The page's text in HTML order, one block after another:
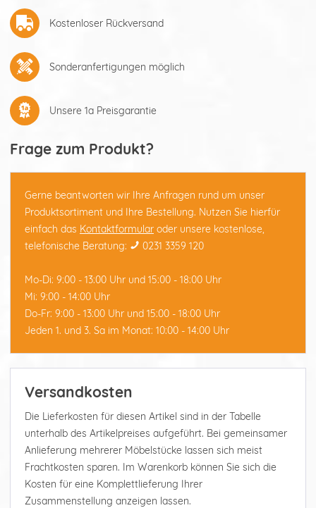
Kostenloser Rückversand
Sonderanfertigungen möglich
Unsere 1a Preisgarantie
Frage zum Produkt?
Gerne beantworten wir Ihre Anfragen rund um unser
Produktsortiment und Ihre Bestellung. Nutzen Sie hierfür
einfach das Kontaktformular oder unsere kostenlose,
telefonische Beratung:
0231 3359 120
Mo-Di: 9:00 - 13:00 Uhr und 15:00 - 18:00 Uhr
Mi: 9:00 - 14:00 Uhr
Do-Fr: 9:00 - 13:00 Uhr und 15:00 - 18:00 Uhr
Jeden 1. und 3. Sa im Monat: 10:00 - 14:00 Uhr
Versandkosten
Die Lieferkosten für diesen Artikel sind in der Tabelle
unterhalb des Artikelpreises aufgeführt. Bei gemeinsamer
Anlieferung mehrerer Möbelstücke lassen sich meist
Frachtkosten sparen. Im Warenkorb können Sie sich die
Kosten für eine Komplettlieferung Ihrer
Zusammenstellung anzeigen lassen.